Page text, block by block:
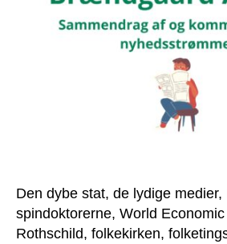
Den dybe stat, de lydige medier,
spindoktorerne, World
Rothschild, folkekirken,